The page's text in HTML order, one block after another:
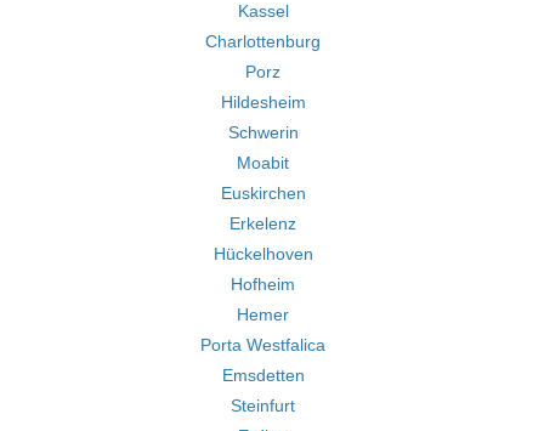
Kassel
Charlottenburg
Porz
Hildesheim
Schwerin
Moabit
Euskirchen
Erkelenz
Hückelhoven
Hofheim
Hemer
Porta Westfalica
Emsdetten
Steinfurt